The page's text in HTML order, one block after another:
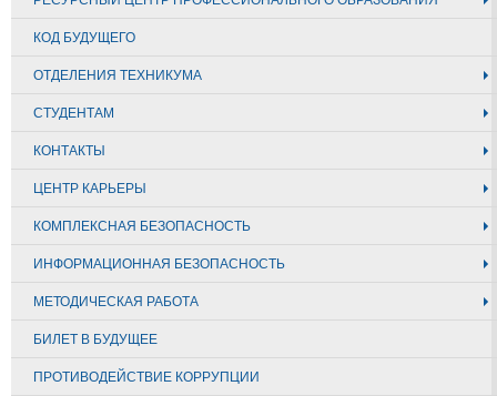
КОД БУДУЩЕГО
ОТДЕЛЕНИЯ ТЕХНИКУМА
СТУДЕНТАМ
КОНТАКТЫ
ЦЕНТР КАРЬЕРЫ
КОМПЛЕКСНАЯ БЕЗОПАСНОСТЬ
ИНФОРМАЦИОННАЯ БЕЗОПАСНОСТЬ
МЕТОДИЧЕСКАЯ РАБОТА
БИЛЕТ В БУДУЩЕЕ
ПРОТИВОДЕЙСТВИЕ КОРРУПЦИИ